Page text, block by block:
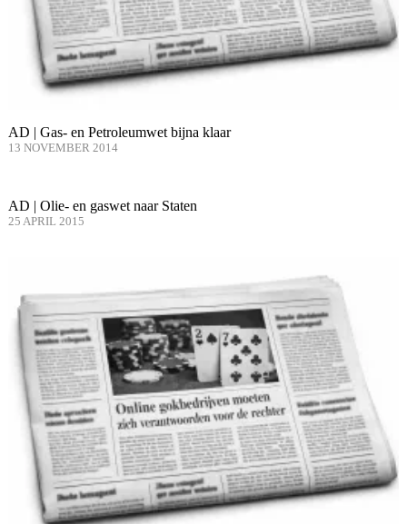
AD | Gas- en Petroleumwet bijna klaar
13 NOVEMBER 2014
AD | Olie- en gaswet naar Staten
25 APRIL 2015